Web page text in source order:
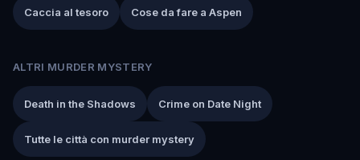
Caccia al tesoro Cose da fare a Aspen
ALTRI MURDER MYSTERY
Death in the Shadows Crime on Date Night
Tutte le città con murder mystery